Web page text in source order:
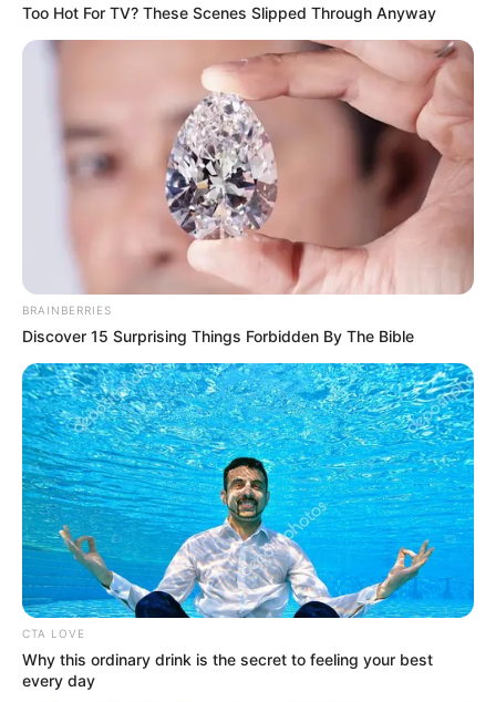
ΣΠΑΜΕ ΤΟ ΜΑΤΡΙΞ – ΤΟ ΒΙΒΛΙΟ
Too Hot For TV? These Scenes Slipped Through Anyway
BRAINBERRIES
Discover 15 Surprising Things Forbidden By The Bible
CTA LOVE
Why this ordinary drink is the secret to feeling your best
every day